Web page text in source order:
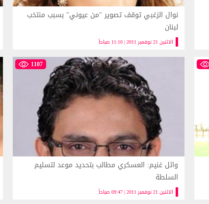
الاثنين 21 نوفمبر 2011 | 11:10 صباحاً
نوال الزغبي توقف تصوير "من عيوني" بسبب منتخب
لبنان
1107
الاثنين 21 نوفمبر 2011 | 09:47 صباحاً
وائل غنيم: العسكري مطالب بتحديد موعد لتسليم
السلطة